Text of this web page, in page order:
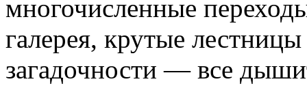
многочисленные
галерея, крутые
загадочности — все